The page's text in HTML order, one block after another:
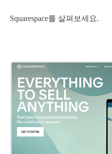
Squarespace를 살펴보세요.